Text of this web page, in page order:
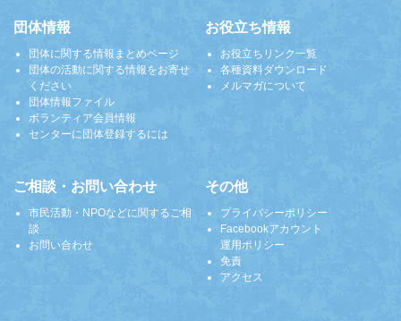
団体情報
団体に関する情報まとめページ
団体の活動に関する情報をお寄せ
ください
団体情報ファイル
ボランティア会員情報
センターに団体登録するには
お役立ち情報
お役立ちリンク一覧
各種資料ダウンロード
メルマガについて
ご相談・お問い合わせ
市民活動・NPOなどに関するご相
談
お問い合わせ
その他
プライバシーポリシー
Facebookアカウント
運用ポリシー
免責
アクセス